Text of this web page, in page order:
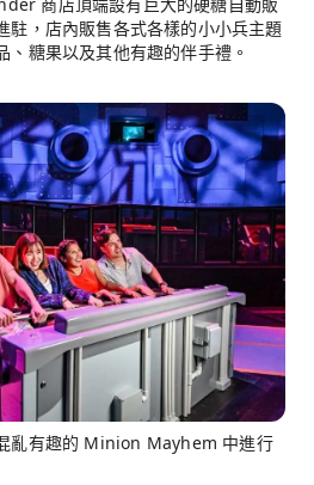
駐，店內販售各式各樣的小小兵主題
、糖果以及其他有趣的伴手禮。
亂有趣的 Minion Mayhem 中進行